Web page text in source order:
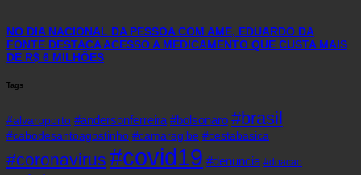
NO DIA NACIONAL DA PESSOA COM AME, EDUARDO DA
FONTE DESTACA ACESSO A MEDICAMENTO QUE CUSTA MAIS
DE R$ 6 MILHÕES
Tags
#alvaroporto #andersonferreira #bolsonaro #brasil
#cabodesantoagostinho #camaragibe #cestabasica
#coronavirus #covid19 #denuncia #doacao